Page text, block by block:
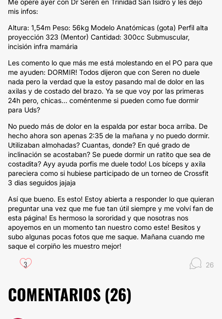
Me opere ayer con Dr Serén en Trinidad San Isidro y les dejo
mis infos:
Altura: 1,54m Peso: 56kg Modelo Anatómicas (gota) Perfil alta
proyección 323 (Mentor) Cantidad: 300cc Submuscular,
incisión infra mamária
Les comento lo que más me está molestando en el PO para que
me ayuden: DORMIR! Todos dijeron que con Seren no duele
nada pero la verdad que la estoy pasando mal de dolor en las
axilas y de costado del brazo. Ya se que voy por las primeras
24h pero, chicas... coméntenme si pueden como fue dormir
para Uds?
No puedo más de dolor en la espalda por estar boca arriba. De
hecho ahora son apenas 2:35 de la mañana y no puedo dormir.
Utilizaban almohadas? Cuantas, donde? En qué grado de
inclinación se acostaban? Se puede dormir un ratito que sea de
costadita? Ayy ayuda porfis me duele todo! Los bíceps y axila
pareciera como si hubiese participado de un torneo de Crossfit
3 dias seguidos jajaja
Así que bueno. Es esto! Estoy abierta a responder lo que quieran
preguntar una vez que me fue tan útil siempre y me volví fan de
esta página! Es hermoso la sororidad y que nosotras nos
apoyemos en un momento tan nuestro como este! Besitos y
subo algunas pocas fotos que me saque. Mañana cuando me
saque el corpiño les muestro mejor!
3 26
COMENTARIOS (26)